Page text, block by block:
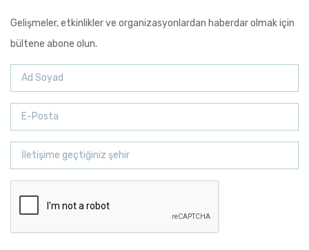
Gelişmeler, etkinlikler ve organizasyonlardan haberdar olmak için
bültene abone olun.